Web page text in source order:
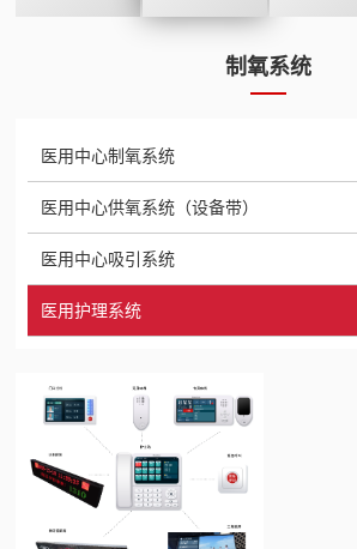
制氧系统
医用中心制氧系统
医用中心供氧系统（设备带）
医用中心吸引系统
医用护理系统